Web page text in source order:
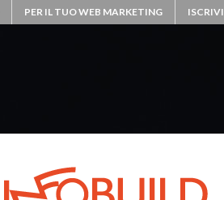
PER IL TUO WEB MARKETING